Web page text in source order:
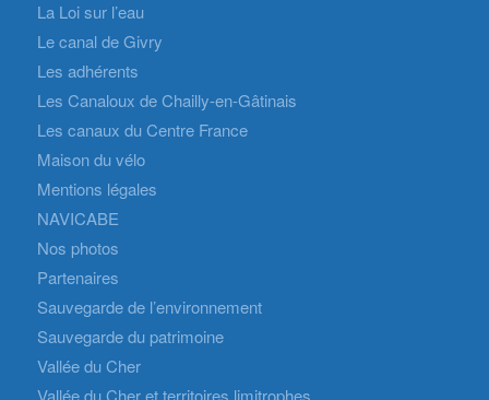
La Loi sur l’eau
Le canal de Givry
Les adhérents
Les Canaloux de Chailly-en-Gâtinais
Les canaux du Centre France
Maison du vélo
Mentions légales
NAVICABE
Nos photos
Partenaires
Sauvegarde de l’environnement
Sauvegarde du patrimoine
Vallée du Cher
Vallée du Cher et territoires limitrophes